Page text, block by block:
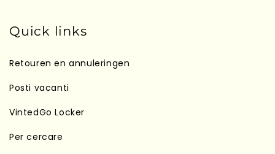
Quick links
Retouren en annuleringen
Posti vacanti
VintedGo Locker
Per cercare